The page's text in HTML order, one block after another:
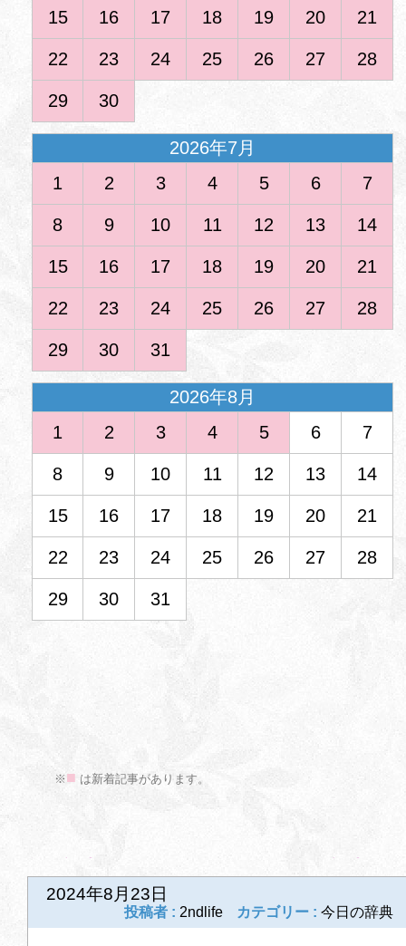
15 16 17 18 19 20 21
22 23 24 25 26 27 28
29 30
2026年7月
1
2 3 4 5 6 7
8 9 10 11 12 13 14
15 16 17 18 19 20 21
22 23 24 25 26 27 28
29 30 31
2026年8月
1
2 3 4 5 6 7
8 9 10 11 12 13 14
15 16 17 18 19 20 21
22 23 24 25 26 27 28
29 30 31
※ ■ は新着記事があります。
2024年8月23日
投稿者 : 2ndlife カテゴリー : 今日の辞典